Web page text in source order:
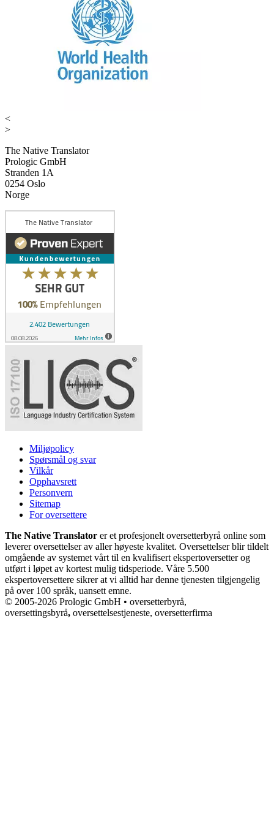
<
>
The Native Translator
Prologic GmbH
Stranden 1A
0254 Oslo
Norge
Miljøpolicy
Spørsmål og svar
Vilkår
Opphavsrett
Personvern
Sitemap
For oversettere
The Native Translator er et profesjonelt oversetterbyrå online som
leverer oversettelser av aller høyeste kvalitet. Oversettelser blir tildelt
omgående av systemet vårt til en kvalifisert ekspertoversetter og
utført i løpet av kortest mulig tidsperiode. Våre 5.500
ekspertoversettere sikrer at vi alltid har denne tjenesten tilgjengelig
på over 100 språk, uansett emne.
© 2005-2026 Prologic GmbH • oversetterbyrå,
oversettingsbyrå, oversettelsestjeneste, oversetterfirma